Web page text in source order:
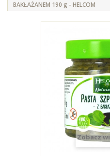
BAKŁAŻANEM 190 g - HELCOM
Zobacz